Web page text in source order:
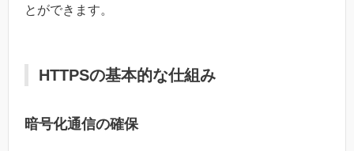
とができます。
HTTPSの基本的な仕組み
暗号化通信の確保